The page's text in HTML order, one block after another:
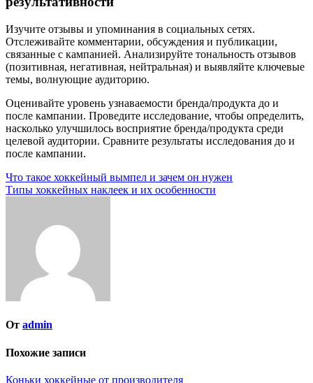
Изучите отзывы и упоминания в социальных сетях.
Отслеживайте комментарии, обсуждения и публикации,
связанные с кампанией. Анализируйте тональность отзывов
(позитивная, негативная, нейтральная) и выявляйте ключевые
темы, волнующие аудиторию.
Оценивайте уровень узнаваемости бренда/продукта до и
после кампании. Проведите исследование, чтобы определить,
насколько улучшилось восприятие бренда/продукта среди
целевой аудитории. Сравните результаты исследования до и
после кампании.
Навигация
по
Что такое хоккейный вымпел и зачем он нужен
Типы хоккейных наклеек и их особенности
От admin
Похожие записи
Коньки хоккейные от производителя